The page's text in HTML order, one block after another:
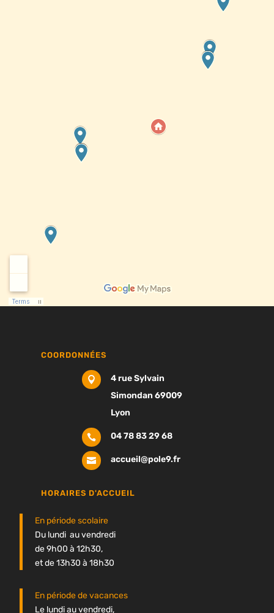
COORDONNÉES

4 rue Sylvain
Simondan 69009
Lyon
 04 78 83 29 68
 accueil@pole9.fr
HORAIRES D'ACCUEIL
En période scolaire
Du lundi au vendredi
de 9h00 à 12h30,
et de 13h30 à 18h30
En période de vacances
Le lundi au vendredi,